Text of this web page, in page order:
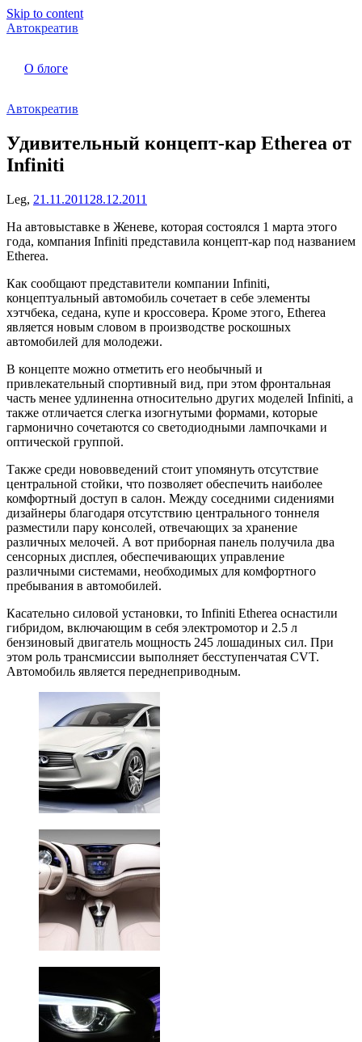
Skip to content
Автокреатив
О блоге
Автокреатив
Удивительный концепт-кар Etherea от
Infiniti
Leg, 21.11.2011 28.12.2011
На автовыставке в Женеве, которая состоялся 1 марта этого
года, компания Infiniti представила концепт-кар под названием
Etherea.
Как сообщают представители компании Infiniti,
концептуальный автомобиль сочетает в себе элементы
хэтчбека, седана, купе и кроссовера. Кроме этого, Etherea
является новым словом в производстве роскошных
автомобилей для молодежи.
В концепте можно отметить его необычный и
привлекательный спортивный вид, при этом фронтальная
часть менее удлиненна относительно других моделей Infiniti, а
также отличается слегка изогнутыми формами, которые
гармонично сочетаются со светодиодными лампочками и
оптической группой.
Также среди нововведений стоит упомянуть отсутствие
центральной стойки, что позволяет обеспечить наиболее
комфортный доступ в салон. Между соседними сидениями
дизайнеры благодаря отсутствию центрального тоннеля
разместили пару консолей, отвечающих за хранение
различных мелочей. А вот приборная панель получила два
сенсорных дисплея, обеспечивающих управление
различными системами, необходимых для комфортного
пребывания в автомобилей.
Касательно силовой установки, то Infiniti Etherea оснастили
гибридом, включающим в себя электромотор и 2.5 л
бензиновый двигатель мощность 245 лошадиных сил. При
этом роль трансмиссии выполняет бесступенчатая CVT.
Автомобиль является переднеприводным.